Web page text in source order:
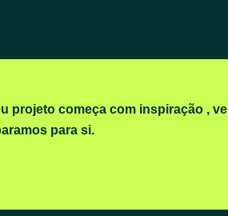
projeto começa com inspiração ,
para si.